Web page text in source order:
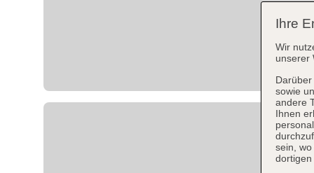
Ihre
Wir
unserer
sowie
andere
Ihnen
sein,
dortigen